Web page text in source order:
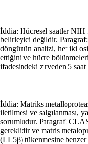
İddia: Hücresel saatler NIH
belirleyici değildir.
döngünün analizi, her iki
ettiğini ve hücre
ifadesindeki zirveden 5 saat
İddia: Matriks
iletilmesi ve salgılanması,
sorumludur. Paragraf:
gereklidir ve matris
(LL5β) tükenmesine